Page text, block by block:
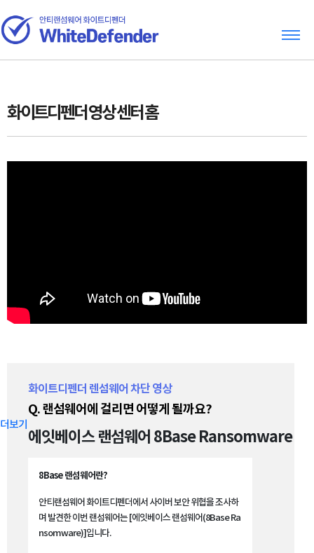
화이트디펜더 영상 센터 홈
화이트디펜더 렌섬웨어 차단 영상
Q. 랜섬웨어에 걸리면 어떻게 될까요?
에잇베이스 랜섬웨어 8Base Ransomware
8Base 랜섬웨어란?
안티랜섬웨어 화이트디펜더에서 사이버 보안 위협을 조사하
며 발견한 이번 랜섬웨어는 [에잇베이스 랜섬웨어(8Base Ra
nsomware)]입니다.
더보기